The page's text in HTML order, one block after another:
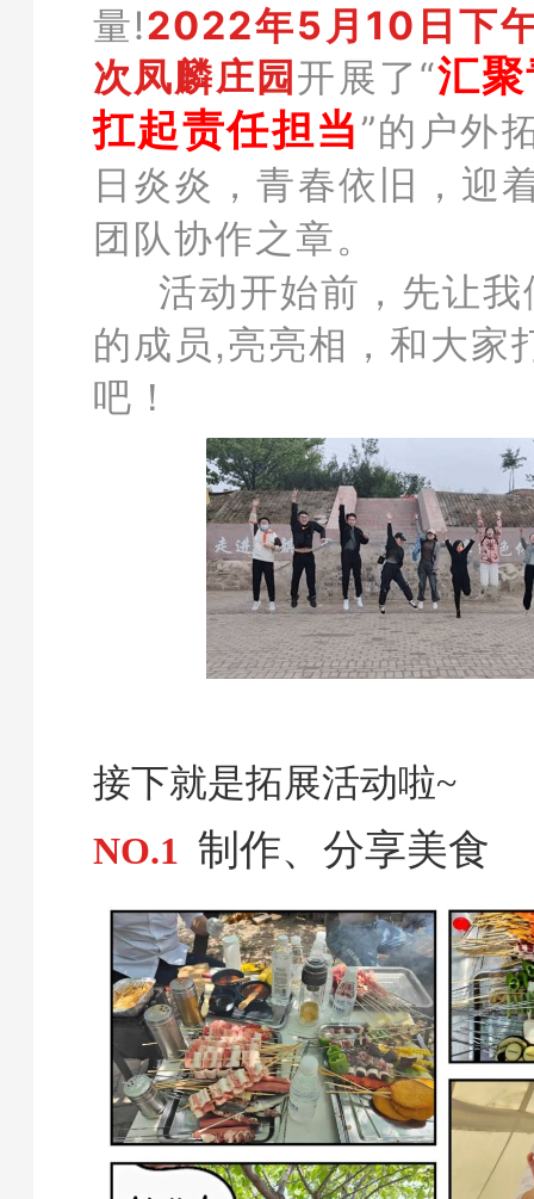
量!2022年5月10日下
次凤麟庄园 开展了“汇
扛起责任担当”的户外
日炎炎，青春依旧，迎
团队协作之章。
活动开始前， 先让
的成员,亮亮相，和大家
吧！
接下就是拓展活动啦~
NO.1 制作、分享美食